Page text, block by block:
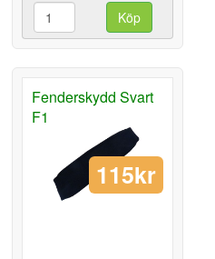
Köp
Fenderskydd Svart
F1
115kr